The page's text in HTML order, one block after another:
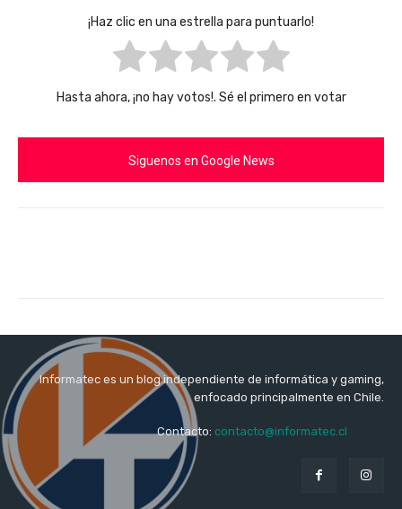
¡Haz clic en una estrella para puntuarlo!
Hasta ahora, ¡no hay votos!. Sé el primero en votar
Siguenos en Google News
Informatec es un blog independiente de informática y gaming,
enfocado principalmente en Chile.
Contacto: contacto@informatec.cl